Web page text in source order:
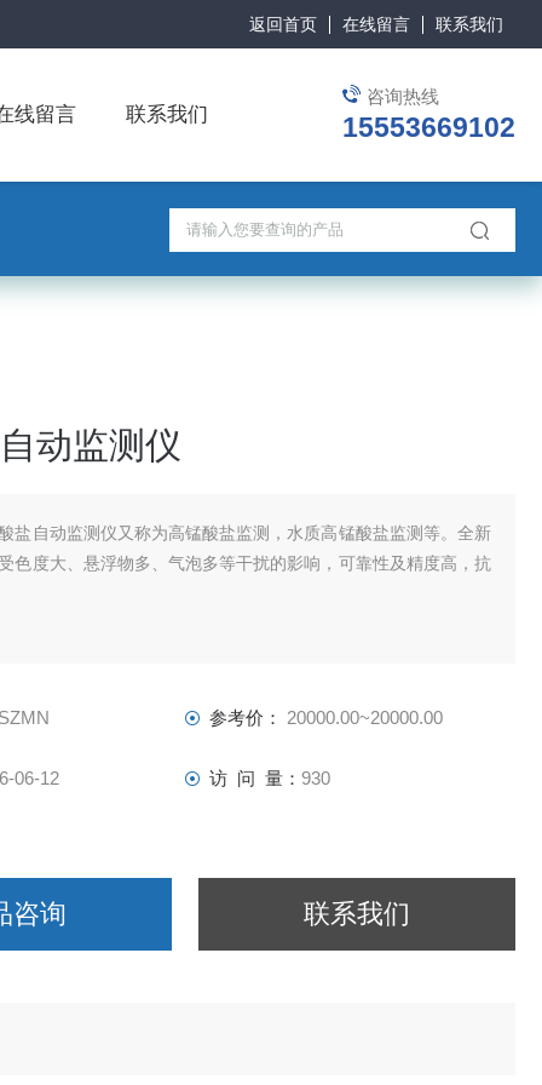
返回首页 在线留言 联系我们
咨询热线
15553669102
线留言 联系我们
动监测仪
盐自动监测仪又称为高锰酸盐监测，水质高锰酸盐监测等。全新
色度大、悬浮物多、气泡多等干扰的影响，可靠性及精度高，抗
参考价： 20000.00~20000.00
06-12 访 问 量： 930
咨询 联系我们